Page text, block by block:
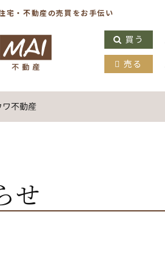
宅・不動産の売買をお手伝い
買う
売る
ワ不動産
せ